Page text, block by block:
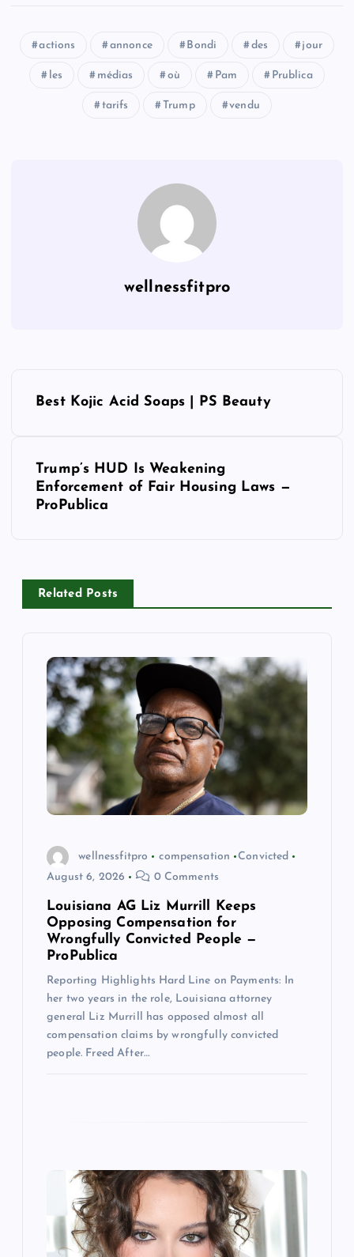
actions annonce Bondi des jour
les médias où Pam Prublica
tarifs Trump vendu
wellnessfitpro
a
Best Kojic Acid Soaps | PS Beauty
Trump’s HUD Is Weakening
Enforcement of Fair Housing Laws —
ProPublica
Related Posts
wellnessfitpro compensation
Convicted
August 6, 2026
0 Comments
Louisiana AG Liz Murrill Keeps
Opposing Compensation for
Wrongfully Convicted People —
ProPublica
Reporting Highlights Hard Line on Payments: In
her two years in the role, Louisiana attorney
general Liz Murrill has opposed almost all
compensation claims by wrongfully convicted
people. Freed After…